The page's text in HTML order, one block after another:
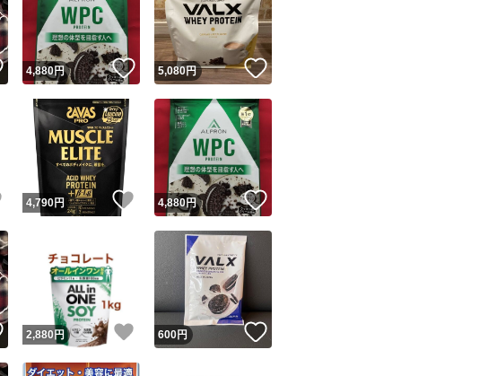
安心取引出品者 Yahoo!フリマの基準をクリアした安心・安全なユーザーです
取引実績
取引実績◯+ このユーザーはYahoo!フリマの取引を完了させた実績があります
他フリマ実績◯+ このユーザーは他フリマサービスでの取引実績があります
スピード&安心発送
※このバッジは実績に基づく表示であり、発送を保証しているものではありません
スピード＆安心発送
このユーザーは高頻度で24時間以内＆設定した発送日数内に発送してい
ます
スピード発送
この商品の情報をコピーします
商品画像の無断転載は禁止されています
コピーは 1商品につき1回です
出品ページへ
キャンセル
いいね！
4,880円 いいね！
5,080円 いいね！
いいね！
4,790円 いいね！
4,880円
いいね！
2,880 円 いいね！
600円